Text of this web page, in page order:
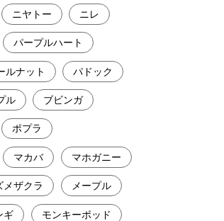
ニヤトー ニレ
パープルハート
ルナット パドック
ル ブビンガ
ポプラ
マカバ マホガニー
メザクラ メープル
ギ モンキーポッド